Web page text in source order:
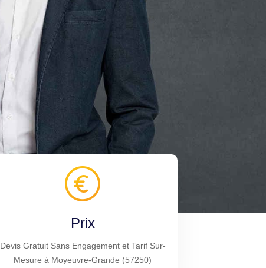
Prix
Devis Gratuit Sans Engagement et Tarif Sur-
Mesure à Moyeuvre-Grande (57250)